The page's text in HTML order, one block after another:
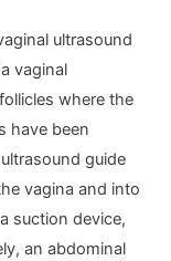
ultrasound
vaginal
where the
have been
guide
vagina and into
suction device,
an abdominal